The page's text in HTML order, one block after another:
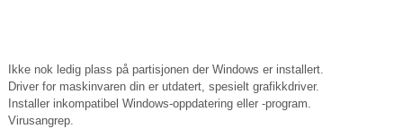
Ikke nok ledig plass på partisjonen der Windows er installert.
Driver for maskinvaren din er utdatert, spesielt grafikkdriver.
Installer inkompatibel Windows-oppdatering eller -program.
Virusangrep.